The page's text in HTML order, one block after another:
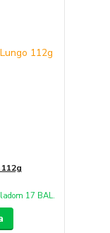
17 BAL.